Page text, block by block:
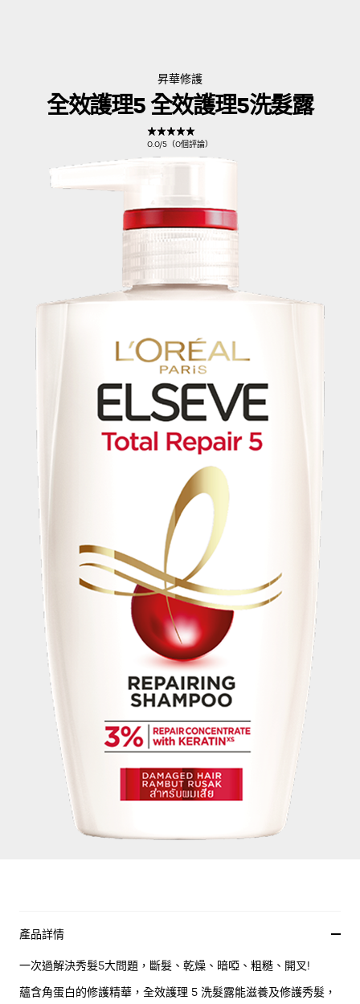
昇華修護
全效護理5 全效護理5洗髮露
0.0/5（0個評論）
產品詳情
一次過解決秀髮5大問題，斷髮、乾燥、暗啞、粗糙、開叉!
蘊含角蛋白的修護精華，全效護理 5 洗髮露能滋養及修護秀髮，